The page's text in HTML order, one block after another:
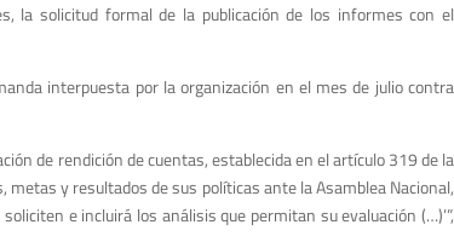
la solicitud formal de la publicación de los informes con el
interpuesta por la organización en el mes de julio contra
de rendición de cuentas, establecida en el artículo 319 de la
metas y resultados de sus políticas ante la Asamblea Nacional,
e incluirá los análisis que permitan su evaluación (…)’”,